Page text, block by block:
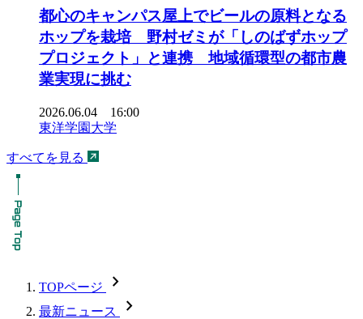
都心のキャンパス屋上でビールの原料となる
ホップを栽培 野村ゼミが「しのばずホップ
プロジェクト」と連携 地域循環型の都市農
業実現に挑む
2026.06.04 16:00
東洋学園大学
すべてを見る
TOPページ chevron_forward
最新ニュース chevron_forward